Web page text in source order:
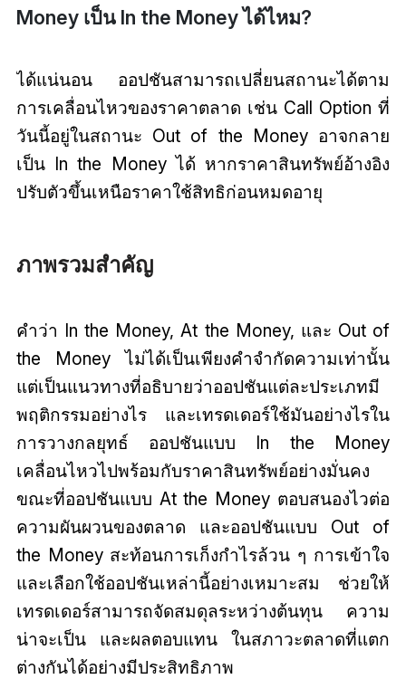
Money เป็น In the Money ได้ไหม?
ได้แน่นอน ออปชันสามารถเปลี่ยนสถานะได้ตาม
การเคลื่อนไหวของราคาตลาด เช่น Call Option ที่
วันนี้อยู่ในสถานะ Out of the Money อาจกลาย
เป็น In the Money ได้ หากราคาสินทรัพย์อ้างอิง
ปรับตัวขึ้นเหนือราคาใช้สิทธิก่อนหมดอายุ
ภาพรวมสำคัญ
คำว่า In the Money, At the Money, และ Out of
the Money ไม่ได้เป็นเพียงคำจำกัดความเท่านั้น
แต่เป็นแนวทางที่อธิบายว่าออปชันแต่ละประเภทมี
พฤติกรรมอย่างไร และเทรดเดอร์ใช้มันอย่างไรใน
การวางกลยุทธ์ ออปชันแบบ In the Money
เคลื่อนไหวไปพร้อมกับราคาสินทรัพย์อย่างมั่นคง
ขณะที่ออปชันแบบ At the Money ตอบสนองไวต่อ
ความผันผวนของตลาด และออปชันแบบ Out of
the Money สะท้อนการเก็งกำไรล้วน ๆ การเข้าใจ
และเลือกใช้ออปชันเหล่านี้อย่างเหมาะสม ช่วยให้
เทรดเดอร์สามารถจัดสมดุลระหว่างต้นทุน ความ
น่าจะเป็น และผลตอบแทน ในสภาวะตลาดที่แตก
ต่างกันได้อย่างมีประสิทธิภาพ